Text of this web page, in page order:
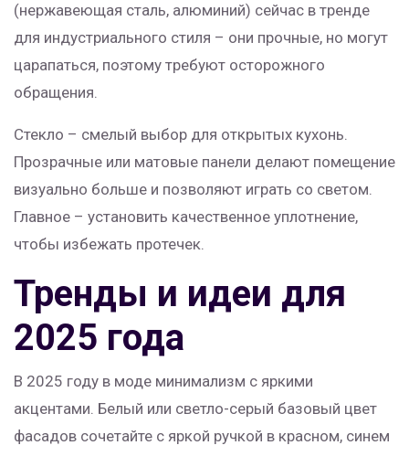
(нержавеющая сталь, алюминий) сейчас в тренде
для индустриального стиля – они прочные, но могут
царапаться, поэтому требуют осторожного
обращения.
Стекло – смелый выбор для открытых кухонь.
Прозрачные или матовые панели делают помещение
визуально больше и позволяют играть со светом.
Главное – установить качественное уплотнение,
чтобы избежать протечек.
Тренды и идеи для
2025 года
В 2025 году в моде минимализм с яркими
акцентами. Белый или светло-серый базовый цвет
фасадов сочетайте с яркой ручкой в красном, синем